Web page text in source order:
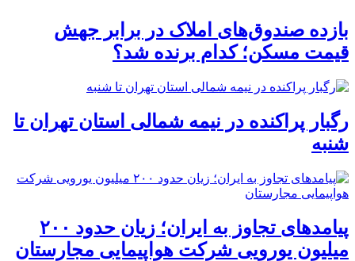
بازده صندوق‌های املاک در برابر جهش
قیمت مسکن؛ کدام برنده شد؟
رگبار پراکنده در نیمه شمالی استان تهران تا
شنبه
پیامدهای تجاوز به ایران؛ زیان حدود ۲۰۰
میلیون یورویی شرکت هواپیمایی مجارستان